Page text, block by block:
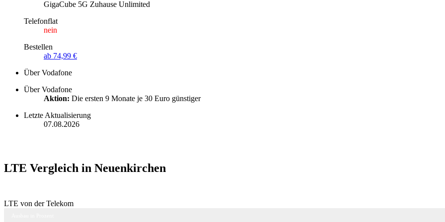
GigaCube 5G Zuhause Unlimited
Telefonflat
nein
Bestellen
ab 74,99 €
Über Vodafone
Über Vodafone
Aktion: Die ersten 9 Monate je 30 Euro günstiger
Letzte Aktualisierung
07.08.2026
LTE Vergleich in Neuenkirchen
LTE von der Telekom